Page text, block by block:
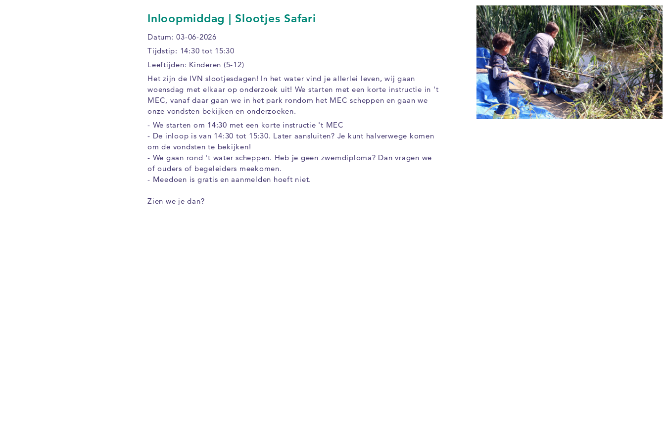
Inloopmiddag | Slootjes Safari
Datum: 03-06-2026
Tijdstip: 14:30 tot 15:30
Leeftijden: Kinderen (5-12)
Het zijn de IVN slootjesdagen! In het water vind je allerlei leven, wij gaan
woensdag met elkaar op onderzoek uit! We starten met een korte instructie in 't
MEC, vanaf daar gaan we in het park rondom het MEC scheppen en gaan we
onze vondsten bekijken en onderzoeken.
- We starten om 14:30 met een korte instructie 't MEC
- De inloop is van 14:30 tot 15:30. Later aansluiten? Je kunt halverwege komen
om de vondsten te bekijken!
- We gaan rond 't water scheppen. Heb je geen zwemdiploma? Dan vragen we
of ouders of begeleiders meekomen.
- Meedoen is gratis en aanmelden hoeft niet.
Zien we je dan?